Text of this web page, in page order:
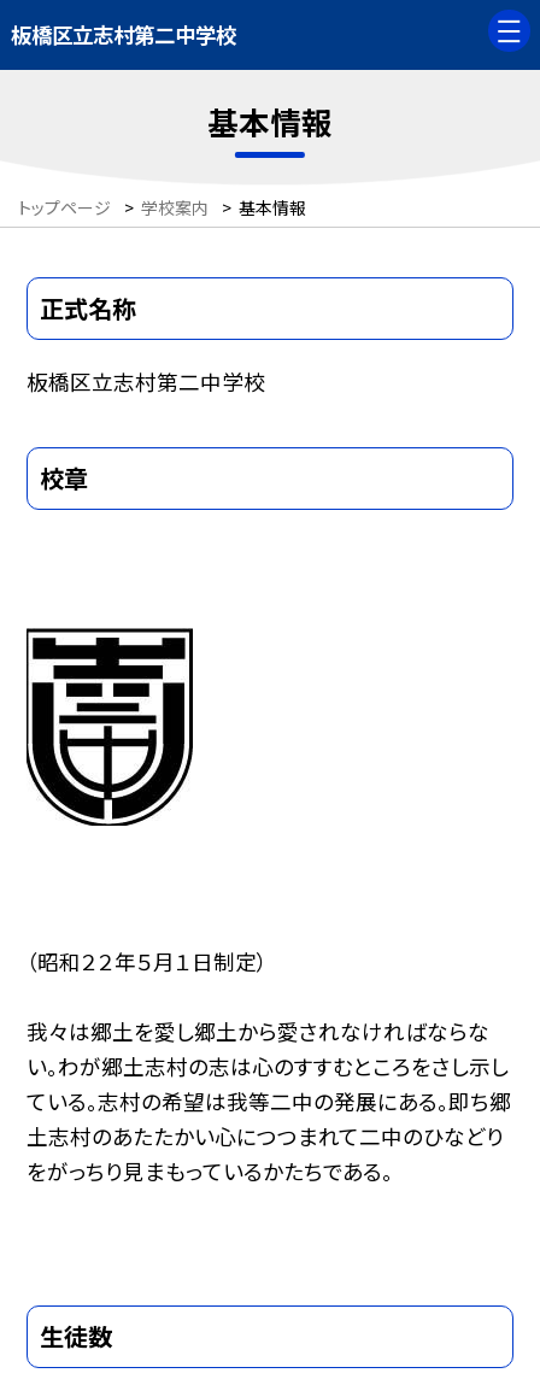
板橋区立志村第二中学校
基本情報
トップページ > 学校案内 > 基本情報
正式名称
板橋区立志村第二中学校
校章
（昭和２２年５月１日制定）
我々は郷土を愛し郷土から愛されなければならな
い。わが郷土志村の志は心のすすむところをさし示し
ている。志村の希望は我等二中の発展にある。即ち郷
土志村のあたたかい心につつまれて二中のひなどり
をがっちり見まもっているかたちである。
生徒数